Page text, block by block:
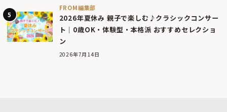
FROM編集部
2026年夏休み 親子で楽しむ♪クラシックコンサー
ト｜0歳OK・体験型・本格派 おすすめセレクショ
ン
2026年7月14日